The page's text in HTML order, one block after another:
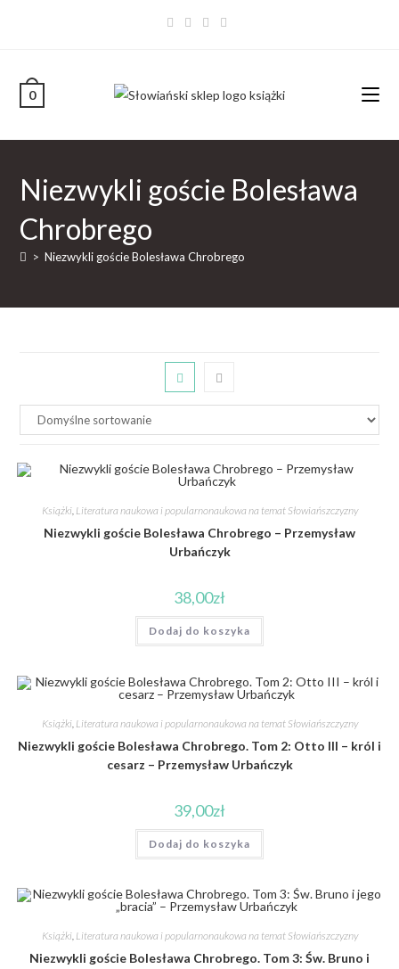
0
Niezwykli goście Bolesława
Chrobrego
> Niezwykli goście Bolesława Chrobrego
Książki, Literatura naukowa i popularnonaukowa na temat Słowiańszczyzny
Niezwykli goście Bolesława Chrobrego – Przemysław
Urbańczyk
38,00zł
Dodaj do koszyka
Książki, Literatura naukowa i popularnonaukowa na temat Słowiańszczyzny
Niezwykli goście Bolesława Chrobrego. Tom 2: Otto III – król i
cesarz – Przemysław Urbańczyk
39,00zł
Dodaj do koszyka
Książki, Literatura naukowa i popularnonaukowa na temat Słowiańszczyzny
Niezwykli goście Bolesława Chrobrego. Tom 3: Św. Bruno i